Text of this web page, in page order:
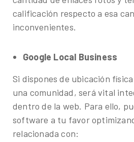
calificación respecto a esa
inconvenientes.
Google Local Business
Si dispones de ubicación
una comunidad, será vital
dentro de la web. Para ello,
software a tu favor
relacionada con: